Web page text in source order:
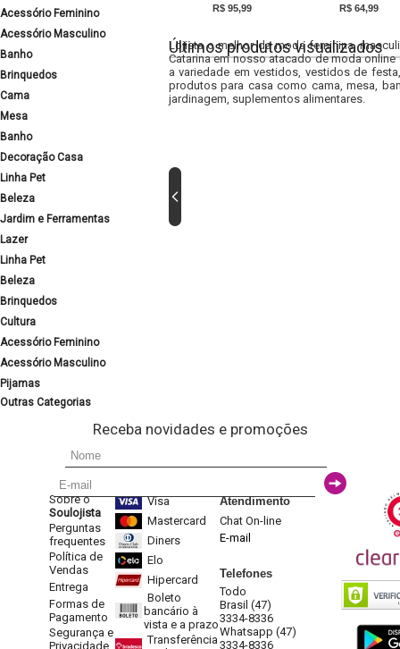
Acessório Feminino
Acessório Masculino
Banho
Brinquedos
Cama
Mesa
Banho
Decoração Casa
Linha Pet
Beleza
Jardim e Ferramentas
Lazer
Linha Pet
Beleza
Brinquedos
Cultura
Acessório Feminino
Acessório Masculino
Pijamas
Outras Categorias
R$ 95,99 R$ 64,99
Últimos produtos visualizados
Lojista o melhor da moda feminina,
Catarina em nosso atacado de moda
a variedade em vestidos, vestidos de
produtos para casa como cama, mesa,
jardinagem, suplementos alimentares.
Receba novidades e promoções
Sobre o
Soulojista
Perguntas
frequentes
Política de
Vendas
Entrega
Formas de
Pagamento
Segurança e
Privacidade
Visa
Mastercard
Diners
Elo
Hipercard
Boleto
bancário à
vista e a prazo
Transferência
Atendimento
Chat On-line
E-mail
Telefones
Todo
Brasil (47)
3334-8336
Whatsapp (47)
3334-8336